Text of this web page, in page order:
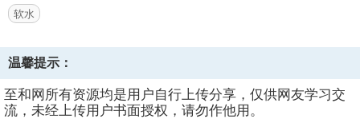
软水
温馨提示：
至和网所有资源均是用户自行上传分享，仅供网友学习交
流，未经上传用户书面授权，请勿作他用。